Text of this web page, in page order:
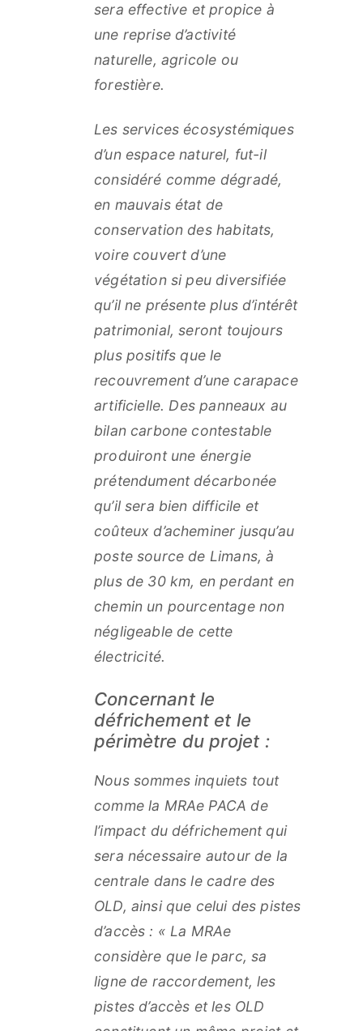
sera effective et propice à
une reprise d’activité
naturelle, agricole ou
forestière.
Les services écosystémiques
d’un espace naturel, fut-il
considéré comme dégradé,
en mauvais état de
conservation des habitats,
voire couvert d’une
végétation si peu diversifiée
qu’il ne présente plus d’intérêt
patrimonial, seront toujours
plus positifs que le
recouvrement d’une carapace
artificielle. Des panneaux au
bilan carbone contestable
produiront une énergie
prétendument décarbonée
qu’il sera bien difficile et
coûteux d’acheminer jusqu’au
poste source de Limans, à
plus de 30 km, en perdant en
chemin un pourcentage non
négligeable de cette
électricité.
Concernant le
défrichement et le
périmètre du projet :
Nous sommes inquiets tout
comme la MRAe PACA de
l’impact du défrichement qui
sera nécessaire autour de la
centrale dans le cadre des
OLD, ainsi que celui des pistes
d’accès : «La MRAe
considère que le parc, sa
ligne de raccordement, les
pistes d’accès et les OLD